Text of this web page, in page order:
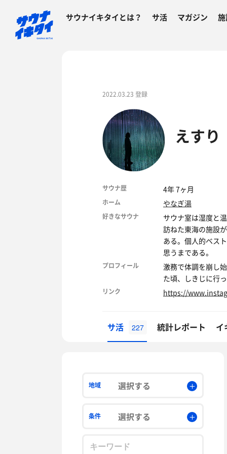
サウナイキタイとは？ サ活 マガジン
2022.03.23 登録
えすり
サウナ歴 4年 7ヶ月
ホーム やなぎ湯
好きなサウナ
サウナ室は湿度と
訪ねた東海の施設
ある。個人的ベス
思うまである。
プロフィール
激務で体調を崩し
た頃、しきじに行
リンク https://
サ活 227 統計レポート イ
地域 選択する
条件 選択する